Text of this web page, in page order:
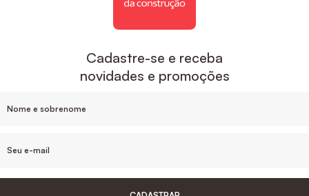
Cadastre-se e receba
novidades e promoções